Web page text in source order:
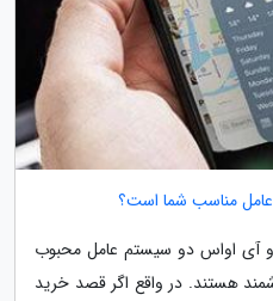
عامل مناسب شما است؟
و آی اواس دو سیستم عامل محبوب
هستند. در واقع اگر قصد خرید